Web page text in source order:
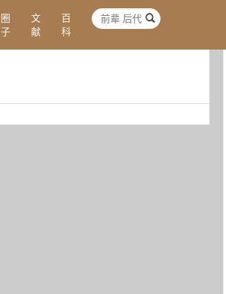
圈
子
文
献
百
科